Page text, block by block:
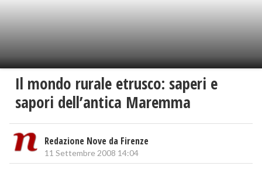
Il mondo rurale etrusco: saperi e
sapori dell’antica Maremma
Redazione Nove da Firenze
11 Settembre 2008 14:04